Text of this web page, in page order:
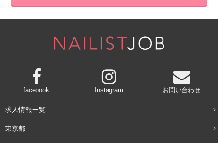
発売されていますが、保湿力が高めなので、乾燥肌の人に
特におすすめです。
クッションファンデは皮脂によって崩れやすくなってしま
はあまりおすすめできません。もしどうしてもクッション
facebook Instagram お問い合わせ
求人情報一覧
東京都